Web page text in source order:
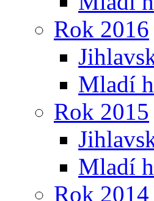
Rok 2016
Mladí
Rok 2015
Mladí
Rok 2014